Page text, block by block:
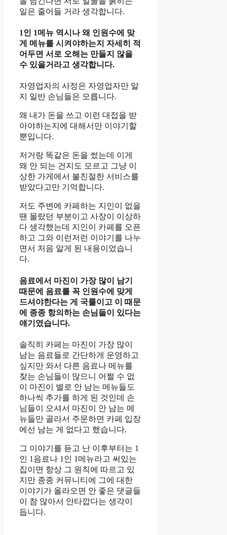
일은 줄어들 거라 생각합니다.
1인 1메뉴 역시나 왜 인원수에 맞
게 메뉴를 시켜야하는지 자세히 적
어두면 서로 오해는 만들지 않을
수 있을거라고 생각합니다.
자영업자의 사정은 자영업자만 알
지 일반 손님들은 모릅니다.
왜 내가 돈을 쓰고 이런 대접을 받
아야하는지에 대해서만 이야기할
뿐입니다.
저거랑 똑같은 돈을 썼는데 이게
왜 안 되는 건지도 모르고 그냥 이
상한 가게에서 불친절한 서비스를
받았다고만 기억합니다.
저도 주변에 카페하는 지인이 없을
땐 몰랐던 부분이고 사장이 이상하
다 생각했는데 지인이 카페를 오픈
하고 그와 이런저런 이야기를 나누
면서 처음 알게 된 내용이었습니
다.
음료에서 마진이 가장 많이 남기
때문에 음료를 꼭 인원수에 맞게
드셔야한다는 게 국룰이고 이 때문
에 종종 항의하는 손님들이 있다는
얘기였습니다.
솔직히 카페는 마진이 가장 많이
남는 음료들로 간단하게 운영하고
싶지만 와서 다른 음료나 메뉴를
찾는 손님들이 많으니 어쩔 수 없
이 마진이 별로 안 남는 메뉴들도
하나씩 추가를 하게 된 것인데 손
님들이 오셔서 마진이 안 남는 메
뉴들만 골라서 주문하면 카페 입장
에선 남는 게 없다고 했습니다.
그 이야기를 듣고 난 이후부터는 1
인 1음료나 1인 1메뉴라고 써있는
집이면 항상 그 원칙에 따르고 있
지만 종종 커뮤니티에 그에 대한
이야기가 올라오면 안 좋은 댓글들
이 참 많아서 안타깝다는 생각이
듭니다.